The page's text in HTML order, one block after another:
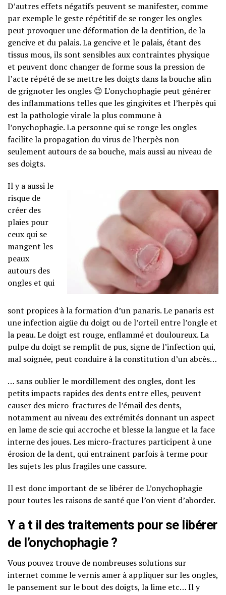
D’autres effets négatifs peuvent se manifester, comme
par exemple le geste répétitif de se ronger les ongles
peut provoquer une déformation de la dentition, de la
gencive et du palais. La gencive et le palais, étant des
tissus mous, ils sont sensibles aux contraintes physique
et peuvent donc changer de forme sous la pression de
l’acte répété de se mettre les doigts dans la bouche afin
de grignoter les ongles 😉 L’onychophagie peut générer
des inflammations telles que les gingivites et l’herpès qui
est la pathologie virale la plus commune à
l’onychophagie. La personne qui se ronge les ongles
facilite la propagation du virus de l’herpès non
seulement autours de sa bouche, mais aussi au niveau de
ses doigts.
Il y a aussi le
risque de
créer des
plaies pour
ceux qui se
mangent les
peaux
autours des
ongles et qui
sont propices à la formation d’un panaris. Le panaris est
une infection aigüe du doigt ou de l’orteil entre l’ongle et
la peau. Le doigt est rouge, enflammé et douloureux. La
pulpe du doigt se remplit de pus, signe de l’infection qui,
mal soignée, peut conduire à la constitution d’un abcès…
… sans oublier le mordillement des ongles, dont les
petits impacts rapides des dents entre elles, peuvent
causer des micro-fractures de l’émail des dents,
notamment au niveau des extrémités donnant un aspect
en lame de scie qui accroche et blesse la langue et la face
interne des joues. Les micro-fractures participent à une
érosion de la dent, qui entrainent parfois à terme pour
les sujets les plus fragiles une cassure.
Il est donc important de se libérer de L’onychophagie
pour toutes les raisons de santé que l’on vient d’aborder.
Y a t il des traitements pour se libérer
de l’onychophagie ?
Vous pouvez trouve de nombreuses solutions sur
internet comme le vernis amer à appliquer sur les ongles,
le pansement sur le bout des doigts, la lime etc… Il y